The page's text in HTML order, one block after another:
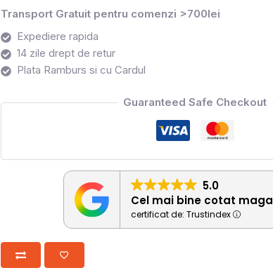
Transport Gratuit pentru comenzi >700lei
Expediere rapida
14 zile drept de retur
Plata Ramburs si cu Cardul
Guaranteed Safe Checkout
5.0
Cel mai bine cotat
certificat de: Trustindex